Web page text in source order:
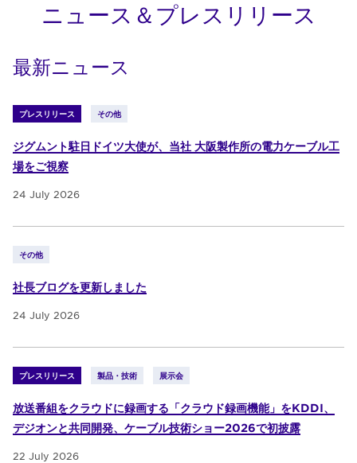
ニュース＆プレスリリース
最新ニュース
プレスリリース その他
ジグムント駐日ドイツ大使が、当社 大阪製作所の電力ケーブル工
場をご視察
24 July 2026
その他
社長ブログを更新しました
24 July 2026
プレスリリース 製品・技術 展示会
放送番組をクラウドに録画する「クラウド録画機能」をKDDI、
デジオンと共同開発、ケーブル技術ショー2026で初披露
22 July 2026